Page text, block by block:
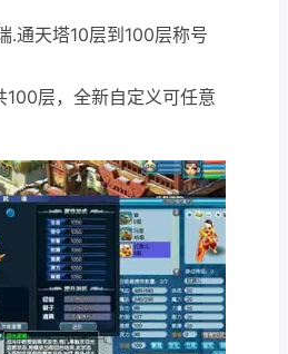
.通天塔10层到100层称号
层，全新自定义可任意